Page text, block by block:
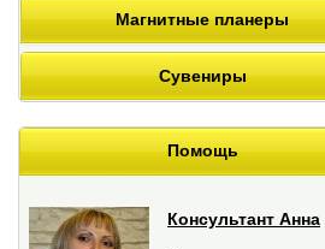
Магнитные планеры
Сувениры
Помощь
Консультант Анна